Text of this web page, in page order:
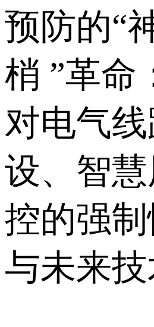
预防的“
梢 ”革命
对电气
设、智
控的强
与未来